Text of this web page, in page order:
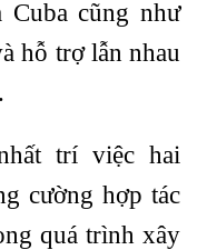
Cuba cũng như
hỗ trợ lẫn nhau
trí việc hai
cường hợp tác
quá trình xây